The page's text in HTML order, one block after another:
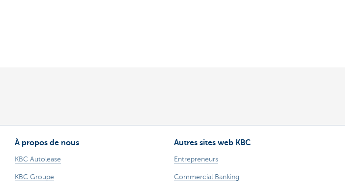
À propos de nous
KBC Autolease
KBC Groupe
Autres sites web KBC
Entrepreneurs
Commercial Banking